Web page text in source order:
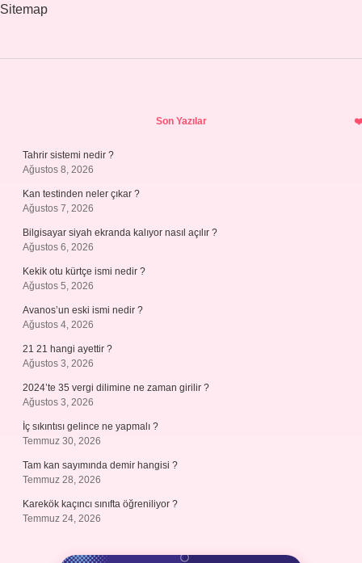
Sitemap
Son Yazılar
Tahrir sistemi nedir ?
Ağustos 8, 2026
Kan testinden neler çıkar ?
Ağustos 7, 2026
Bilgisayar siyah ekranda kalıyor nasıl açılır ?
Ağustos 6, 2026
Kekik otu kürtçe ismi nedir ?
Ağustos 5, 2026
Avanos’un eski ismi nedir ?
Ağustos 4, 2026
21 21 hangi ayettir ?
Ağustos 3, 2026
2024’te 35 vergi dilimine ne zaman girilir ?
Ağustos 3, 2026
İç sıkıntısı gelince ne yapmalı ?
Temmuz 30, 2026
Tam kan sayımında demir hangisi ?
Temmuz 28, 2026
Karekök kaçıncı sınıfta öğreniliyor ?
Temmuz 24, 2026